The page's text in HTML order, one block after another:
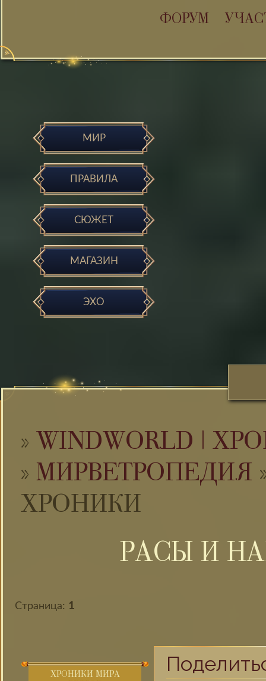
ФОРУМ
МИР
ПРАВИЛА
СЮЖЕТ
МАГАЗИН
ЭХО
» WINDWORLD |
» МИРВЕТРОПЕДИЯ
ХРОНИКИ
РАСЫ И
Страница: 1
ХРОНИКИ МИРА